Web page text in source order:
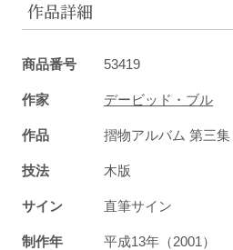
作品詳細
商品番号 53419
作家 デービッド・ブル
作品 摺物アルバム 第三集
技法 木版
サイン 直筆サイン
制作年 平成13年（2001）